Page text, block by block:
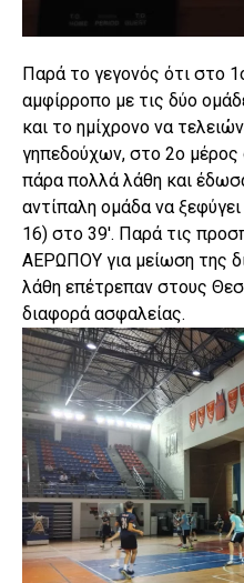
Παρά το γεγονός ότι στο
αμφίρροπο με τις δύο
και το ημίχρονο να
γηπεδούχων, στο 2ο μέρος
πάρα πολλά λάθη και
αντίπαλη ομάδα να
16) στο 39′. Παρά τις
ΑΕΡΩΠΟΥ για μείωση της
λάθη επέτρεπαν στους
διαφορά ασφαλείας.